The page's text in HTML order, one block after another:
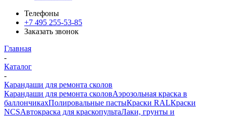
Телефоны
+7 495 255-53-85
Заказать звонок
Главная
-
Каталог
-
Карандаши для ремонта сколов
Карандаши для ремонта сколовАэрозольная краска в
баллончикахПолировальные пастыКраски RALКраски
NCSАвтокраска для краскопультаЛаки, грунты и